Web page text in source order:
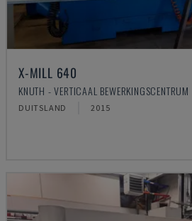
X-MILL 640
KNUTH - VERTICAAL BEWERKINGSCENTRUM
DUITSLAND 2015